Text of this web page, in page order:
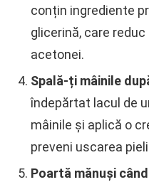
conțin ingrediente
glicerină, care
acetonei.
Spală-ți mâinile
îndepărtat lacul de
mâinile și aplică o
preveni uscarea
Poartă mănuși